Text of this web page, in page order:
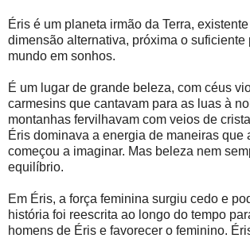
Éris é um planeta irmão da Terra,
dimensão alternativa, próxima o suficiente
mundo em sonhos.
É um lugar de grande beleza, com céus
carmesins que cantavam para as luas à
montanhas fervilhavam com veios de
Éris dominava a energia de maneiras que
começou a imaginar. Mas beleza nem
equilíbrio.
Em Éris, a força feminina surgiu cedo e
história foi reescrita ao longo do tempo
homens de Éris e favorecer o feminino.